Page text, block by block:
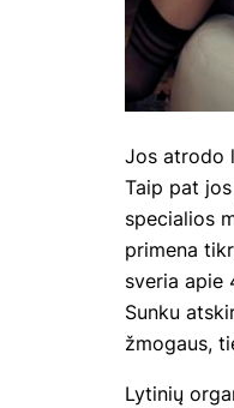
Jos atrodo
Taip pat
specialios
primena
sveria apie
Sunku
žmogaus,
Lytinių